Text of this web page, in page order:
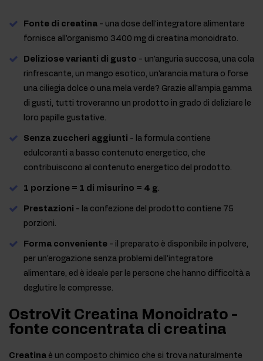
Fonte di creatina - una dose dell'integratore alimentare
fornisce all'organismo 3400 mg di creatina monoidrato.
Deliziose varianti di gusto - un'anguria succosa, una cola
rinfrescante, un mango esotico, un'arancia matura o forse
una ciliegia dolce o una mela verde? Grazie all'ampia gamma
di gusti, tutti troveranno un prodotto in grado di deliziare le
loro papille gustative.
Senza zuccheri aggiunti - la formula contiene
edulcoranti a basso contenuto energetico, che
contribuiscono al contenuto energetico del prodotto.
1 porzione = 1 di misurino = 4 g.
Prestazioni - la confezione del prodotto contiene 75
porzioni.
Forma conveniente - il preparato è disponibile in polvere,
per un'erogazione senza problemi dell'integratore
alimentare, ed è ideale per le persone che hanno difficoltà a
deglutire le compresse.
OstroVit Creatina Monoidrato -
fonte concentrata di creatina
Creatina è un composto chimico che si trova naturalmente